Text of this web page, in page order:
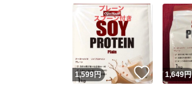
1,599円 いいね！
1,649円